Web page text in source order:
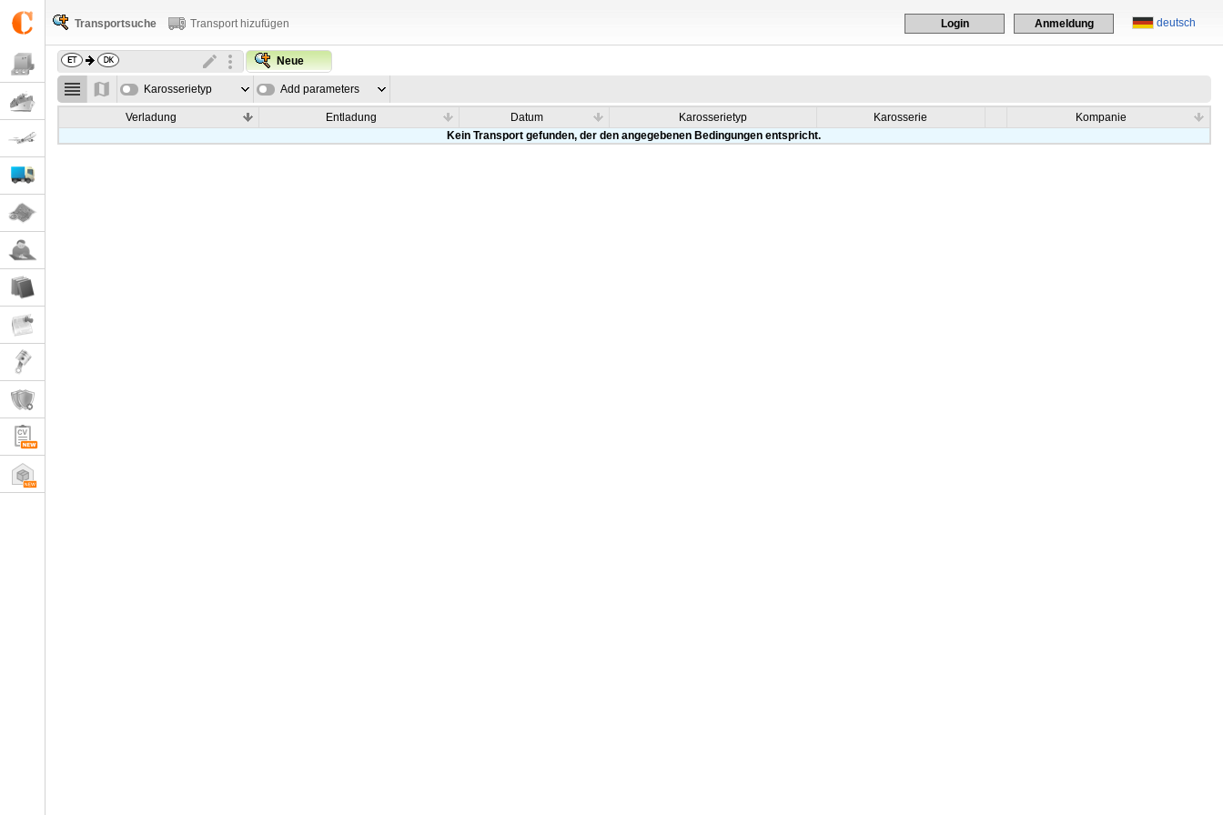
deutsch
Login Anmeldung
Transportsuche Transport hizufügen
Neue
Karosserietyp Add parameters
Verladung Entladung Datum Karosserietyp Karosserie
Kompanie
Kein Transport gefunden, der den angegebenen Bedingungen entspricht.